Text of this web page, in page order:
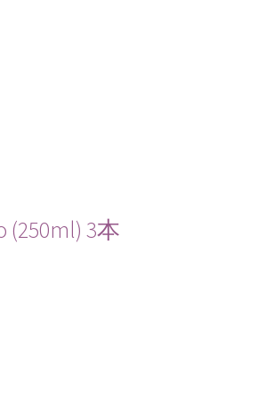
3本